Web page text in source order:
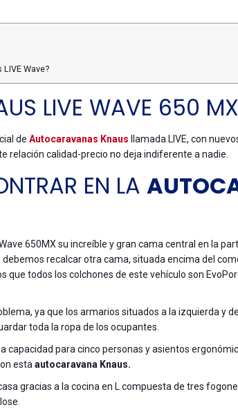
Wave?
LIVE WAVE 650 MX
de Autocaravanas Knaus llamada LIVE, con
relación calidad-precio no deja indiferente a nadie.
EN LA
650MX su increíble y gran cama central en la
recalcar otra cama, situada encima del
que todos los colchones de este vehículo son
ya que los armarios situados a la izquierda y
toda la ropa de los ocupantes.
capacidad para cinco personas y asientos
estaautocaravana Knaus.
gracias a la cocina en L compuesta de tres